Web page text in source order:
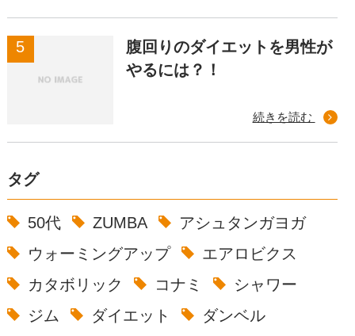
腹回りのダイエットを男性が
やるには？！
続きを読む
タグ
50代 ZUMBA
アシュタンガヨガ
ウォーミングアップ
エアロビクス
カタボリック
コナミ
シャワー
ジム
ダイエット
ダンベル